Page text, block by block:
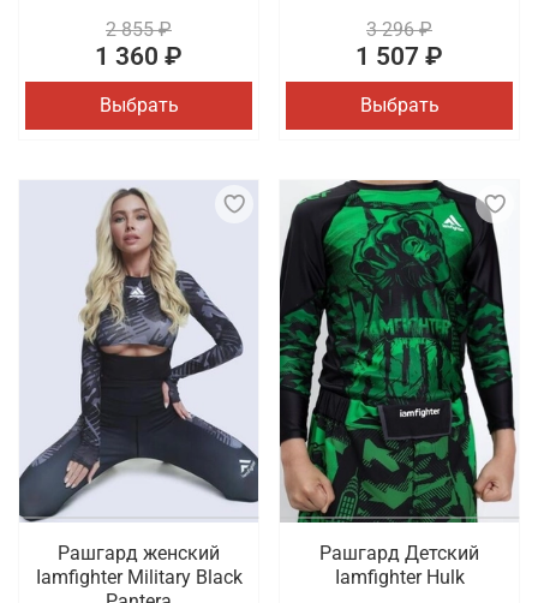
2 855 ₽
1 360 ₽
Выбрать
3 296 ₽
1 507 ₽
Выбрать
Рашгард женский
Iamfighter Military Black
Рашгард Детский
Iamfighter Hulk